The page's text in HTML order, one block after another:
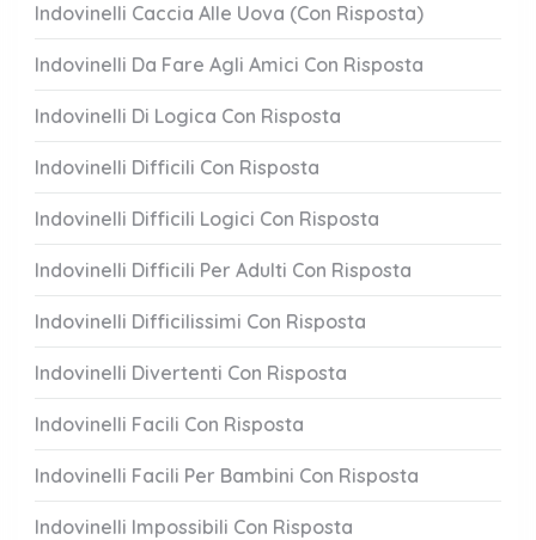
Indovinelli Caccia Alle Uova (Con Risposta)
Indovinelli Da Fare Agli Amici Con Risposta
Indovinelli Di Logica Con Risposta
Indovinelli Difficili Con Risposta
Indovinelli Difficili Logici Con Risposta
Indovinelli Difficili Per Adulti Con Risposta
Indovinelli Difficilissimi Con Risposta
Indovinelli Divertenti Con Risposta
Indovinelli Facili Con Risposta
Indovinelli Facili Per Bambini Con Risposta
Indovinelli Impossibili Con Risposta